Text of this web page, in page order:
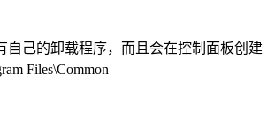
自己的卸载程序，而且会在控制面板创建
Files\Common